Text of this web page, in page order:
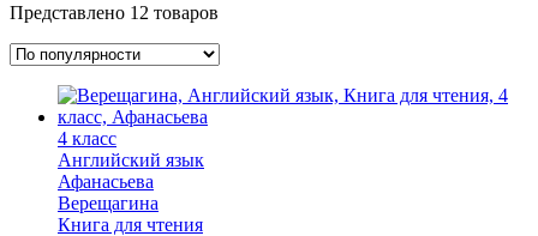
Представлено 12 товаров
4 класс
Английский язык
Афанасьева
Верещагина
Книга для чтения